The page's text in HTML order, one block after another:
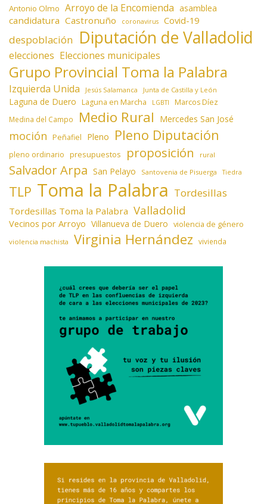
Antonio Olmo Arroyo de la Encomienda asamblea
candidatura Castronuño coronavirus Covid-19
despoblación Diputación de Valladolid
elecciones Elecciones municipales
Grupo Provincial Toma la Palabra
Izquierda Unida Jesús Salamanca Junta de Castilla y León
Laguna de Duero Laguna en Marcha LGBTI Marcos Díez
Medina del Campo Medio Rural Mercedes San José
moción Peñafiel Pleno Pleno Diputación
pleno ordinario presupuestos proposición rural
Salvador Arpa San Pelayo Santovenia de Pisuerga Tiedra
TLP Toma la Palabra Tordesillas
Tordesillas Toma la Palabra Valladolid
Vecinos por Arroyo Villanueva de Duero violencia de género
violencia machista Virginia Hernández vivienda